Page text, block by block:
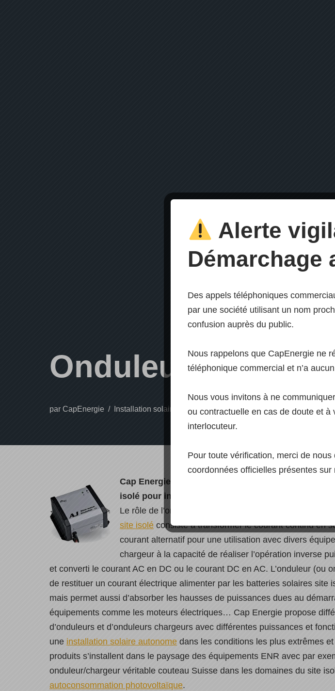
Onduleur
par CapEnergie Installation solaire autonome
Cap Energie officiellement distributeur d’ Onduleur
isolé pour installations solaires autonomes
Le rôle de l’onduleur et onduleur chargeur site isolé
site isolé consiste à transformer le courant continu en
courant alternatif pour une utilisation avec divers
chargeur à la capacité de réaliser l’opération inverse
et converti le courant AC en DC ou le courant DC en AC. L’onduleur (ou
de restituer un courant électrique alimenter par les batteries solaires site
mais permet aussi d’absorber les hausses de puissances dues au
équipements comme les moteurs électriques… Cap Energie propose
d’onduleurs et d’onduleurs chargeurs avec différentes puissances et
une installation solaire autonome dans les conditions les plus extrêmes
produits s’installent dans le paysage des équipements ENR avec par
onduleur/chargeur véritable couteau Suisse dans les domaines du site
autoconsommation photovoltaïque.
Alerte
Démarchage
Des appels téléphoniques
par une société utilisant un nom
confusion auprès du public.
Nous rappelons que CapEnergie ne
téléphonique commercial et n’a
Nous vous invitons à ne
ou contractuelle en cas de doute et à
interlocuteur.
Pour toute vérification, merci de
coordonnées officielles présentes sur